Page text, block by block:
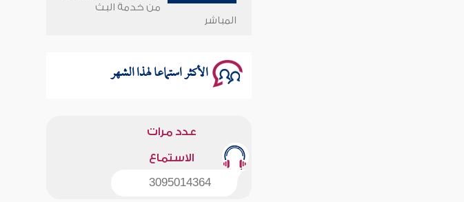
من خدمة البث
المباشر
الأكثر استماعا لهذا الشهر
عدد مرات
الاستماع
3095014364